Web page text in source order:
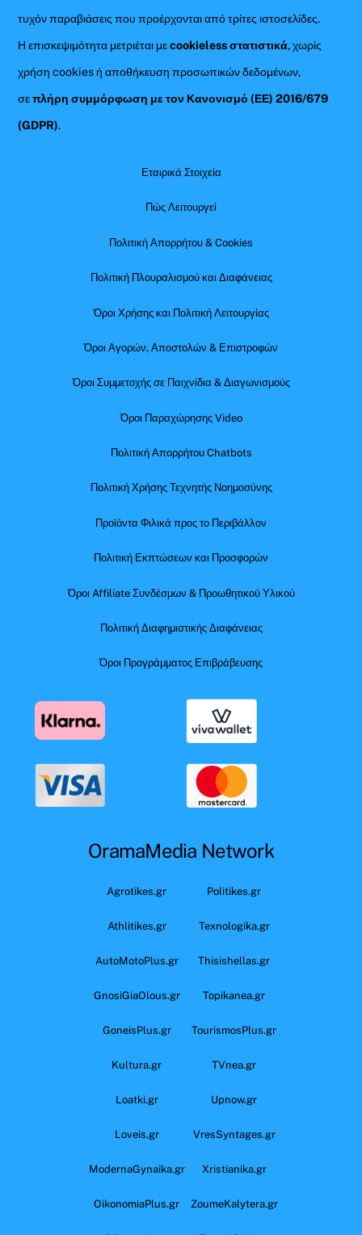
τυχόν παραβιάσεις που προέρχονται από τρίτες ιστοσελίδες.
Η επισκεψιμότητα μετριέται μεcookieless στατιστικά, χωρίς
χρήση cookies ή αποθήκευση προσωπικών δεδομένων,
σεπλήρη συμμόρφωση με τον Κανονισμό (ΕΕ) 2016/679
(GDPR).
Εταιρικά Στοιχεία
Πώς Λειτουργεί
Πολιτική Απορρήτου & Cookies
Πολιτική Πλουραλισμού και Διαφάνειας
Όροι Χρήσης και Πολιτική Λειτουργίας
Όροι Αγορών, Αποστολών & Επιστροφών
Όροι Συμμετοχής σε Παιχνίδια & Διαγωνισμούς
Όροι Παραχώρησης Video
Πολιτική Απορρήτου Chatbots
Πολιτική Χρήσης Τεχνητής Νοημοσύνης
Προϊόντα Φιλικά προς το Περιβάλλον
Πολιτική Εκπτώσεων και Προσφορών
Όροι Affiliate Συνδέσμων & Προωθητικού Υλικού
Πολιτική Διαφημιστικής Διαφάνειας
Όροι Προγράμματος Επιβράβευσης
OramaMedia Network
Agrotikes.gr Politikes.gr
Athlitikes.gr Texnologika.gr
AutoMotoPlus.gr Thisishellas.gr
GnosiGiaOlous.gr Topikanea.gr
GoneisPlus.gr TourismosPlus.gr
Kultura.gr TVnea.gr
Loatki.gr Upnow.gr
Loveis.gr VresSyntages.gr
ModernaGynaika.gr Xristianika.gr
OikonomiaPlus.gr ZoumeKalytera.gr